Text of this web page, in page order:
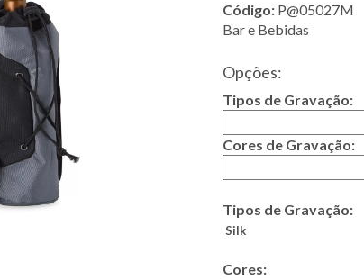
Código: P@05027M
Bar e Bebidas
Opções:
Tipos de Gravação:
Cores de Gravação:
Tipos de Gravação:
Silk
Cores: